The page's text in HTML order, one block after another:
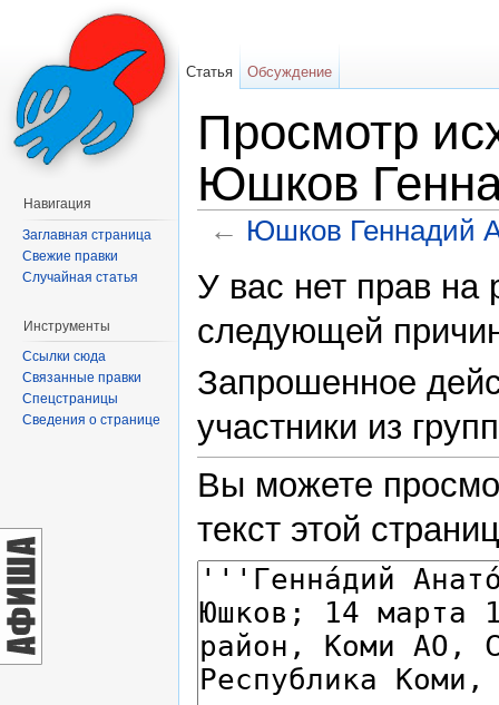
Просмотр
Юшков
← Юшков Геннадий
У вас нет прав на
следующей
Запрошенное
участники из
Вы можете
текст этой
Статья Обсуждение
Навигация
Заглавная страница
Свежие правки
Случайная статья
Инструменты
Ссылки сюда
Связанные правки
Спецстраницы
Сведения о странице